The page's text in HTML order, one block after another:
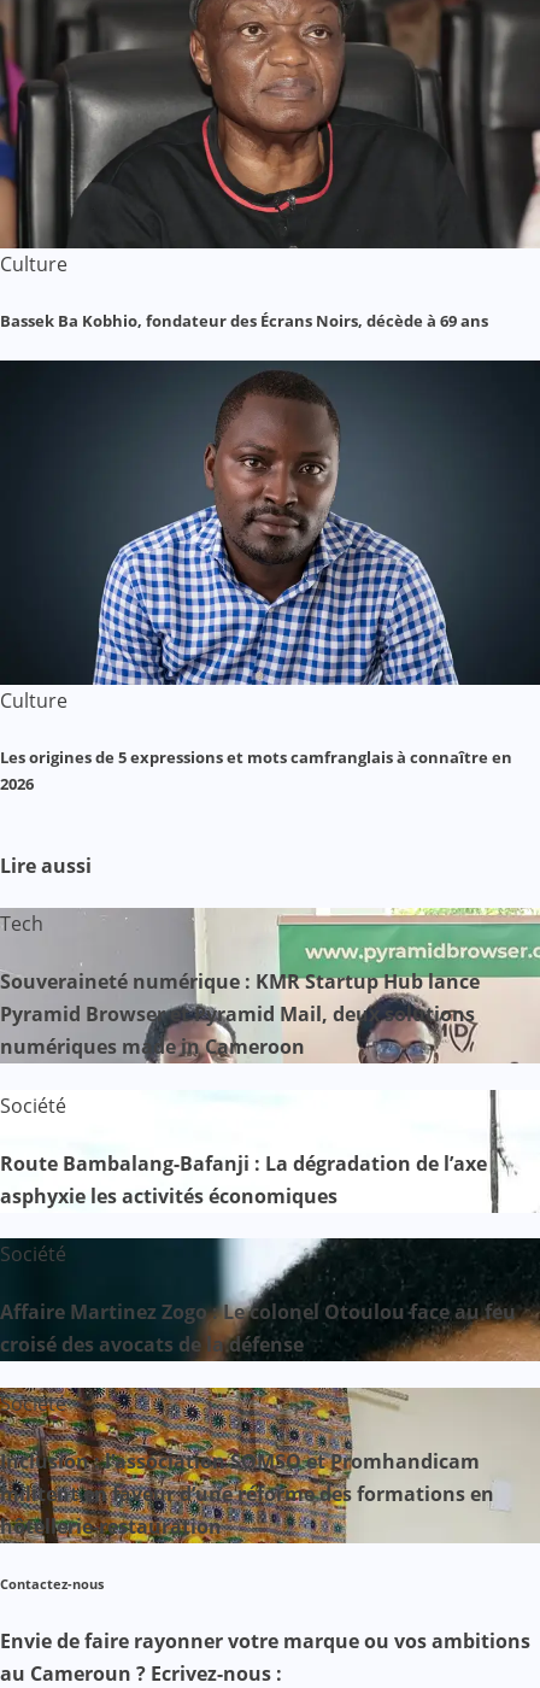
Culture
Bassek Ba Kobhio, fondateur des Écrans Noirs, décède à 69 ans
Culture
Les origines de 5 expressions et mots camfranglais à connaître en
2026
Lire aussi
Tech
Souveraineté numérique : KMR Startup Hub lance
Pyramid Browser et Pyramid Mail, deux solutions
numériques made in Cameroon
Société
Route Bambalang-Bafanji : La dégradation de l’axe
asphyxie les activités économiques
Société
Affaire Martinez Zogo : Le colonel Otoulou face au feu
croisé des avocats de la défense
Société
Inclusion : l’association SOMSO et Promhandicam
militent en faveur d’une réforme des formations en
hôtellerie-restauration
Contactez-nous
Envie de faire rayonner votre marque ou vos ambitions
au Cameroun ? Ecrivez-nous :